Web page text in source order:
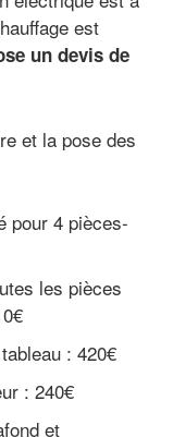
est
un devis de
et la pose des
pour 4 pièces-
les pièces
: 420€
: 240€
et